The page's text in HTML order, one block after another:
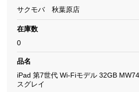
サクモバ 秋葉原店
在庫数
0
品名
iPad 第7世代 Wi-Fiモデル 32GB
スグレイ